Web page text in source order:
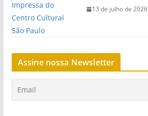
13 de julho de 2026
Assine nossa Newsletter